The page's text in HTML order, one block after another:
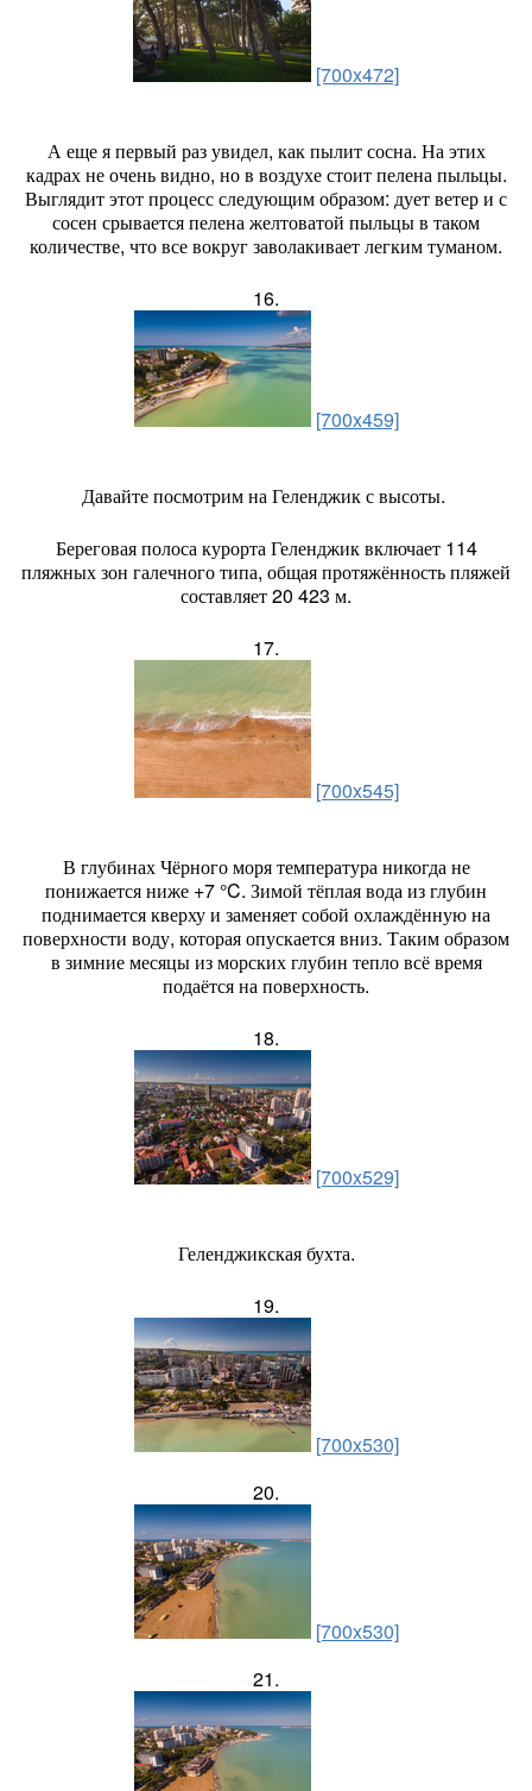
[700x472]
А еще я первый раз увидел, как пылит сосна. На этих
кадрах не очень видно, но в воздухе стоит пелена пыльцы.
Выглядит этот процесс следующим образом: дует ветер и с
сосен срывается пелена желтоватой пыльцы в таком
количестве, что все вокруг заволакивает легким туманом.
16.
[700x459]
Давайте посмотрим на Геленджик с высоты.
Береговая полоса курорта Геленджик включает 114
пляжных зон галечного типа, общая протяжённость пляжей
составляет 20 423 м.
17.
[700x545]
В глубинах Чёрного моря температура никогда не
понижается ниже +7 °C. Зимой тёплая вода из глубин
поднимается кверху и заменяет собой охлаждённую на
поверхности воду, которая опускается вниз. Таким образом
в зимние месяцы из морских глубин тепло всё время
подаётся на поверхность.
18.
[700x529]
Геленджикская бухта.
19.
[700x530]
20.
[700x530]
21.